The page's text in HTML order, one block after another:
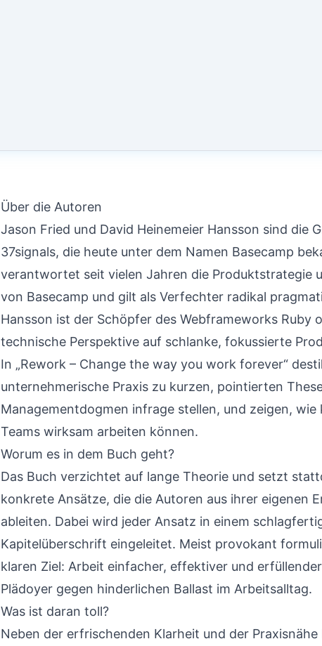
Über die Autoren
Jason Fried und David Heinemeier Hansson sind die
37signals, die heute unter dem Namen Basecamp
verantwortet seit vielen Jahren die Produktstrategie
von Basecamp und gilt als Verfechter radikal
Hansson ist der Schöpfer des Webframeworks Ruby
technische Perspektive auf schlanke, fokussierte
In „Rework – Change the way you work forever“
unternehmerische Praxis zu kurzen, pointierten
Managementdogmen infrage stellen, und zeigen,
Teams wirksam arbeiten können.
Worum es in dem Buch geht?
Das Buch verzichtet auf lange Theorie und setzt
konkrete Ansätze, die die Autoren aus ihrer eigenen
ableiten. Dabei wird jeder Ansatz in einem
Kapitelüberschrift eingeleitet. Meist provokant
klaren Ziel: Arbeit einfacher, effektiver und
Plädoyer gegen hinderlichen Ballast im Arbeitsalltag.
Was ist daran toll?
Neben der erfrischenden Klarheit und der